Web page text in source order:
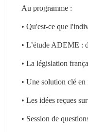
Au programme :
• Qu'est-ce que
• L’étude ADEME :
• La législation
• Une solution clé
• Les idées reçues
• Session de